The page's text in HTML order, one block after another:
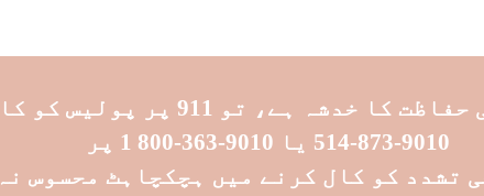
ہے، تو 911 پر پولیس کو کال کرنے یا
9010-873-514
یا 9010-363-800 1
پر